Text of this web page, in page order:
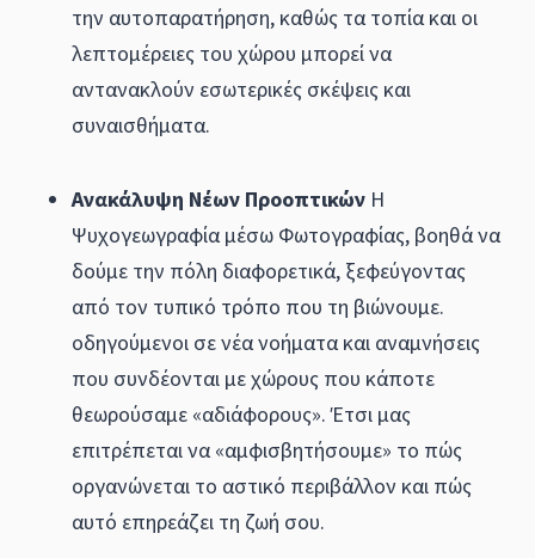
την αυτοπαρατήρηση, καθώς τα τοπία και οι
λεπτομέρειες του χώρου μπορεί να
αντανακλούν εσωτερικές σκέψεις και
συναισθήματα.
Ανακάλυψη Νέων Προοπτικών Η
Ψυχογεωγραφία μέσω Φωτογραφίας, βοηθά να
δούμε την πόλη διαφορετικά, ξεφεύγοντας
από τον τυπικό τρόπο που τη βιώνουμε.
οδηγούμενοι σε νέα νοήματα και αναμνήσεις
που συνδέονται με χώρους που κάποτε
θεωρούσαμε «αδιάφορους». Έτσι μας
επιτρέπεται να «αμφισβητήσουμε» το πώς
οργανώνεται το αστικό περιβάλλον και πώς
αυτό επηρεάζει τη ζωή σου.